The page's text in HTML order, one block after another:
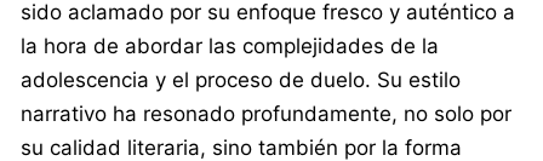
sido aclamado por su enfoque fresco y auténtico a
la hora de abordar las complejidades de la
adolescencia y el proceso de duelo. Su estilo
narrativo ha resonado profundamente, no solo por
su calidad literaria, sino también por la forma